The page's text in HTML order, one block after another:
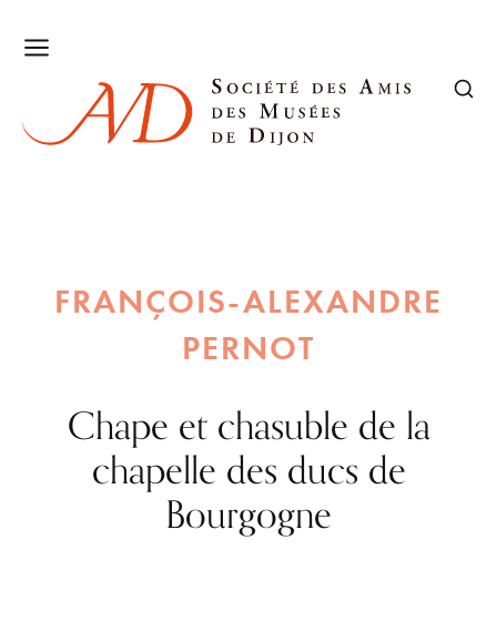
FRANÇOIS-ALEXANDRE
PERNOT
Chape et chasuble de la
chapelle des ducs de
Bourgogne